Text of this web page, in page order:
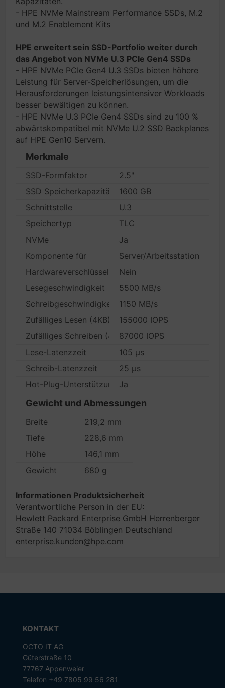
- HPE NVMe Mainstream Performance SSDs, M.2
und M.2 Enablement Kits
HPE erweitert sein SSD-Portfolio weiter durch
das Angebot von NVMe U.3 PCIe Gen4 SSDs
- HPE NVMe PCIe Gen4 U.3 SSDs bieten höhere
Leistung für Server-Speicherlösungen, um die
Herausforderungen leistungsintensiver Workloads
besser bewältigen zu können.
- HPE NVMe U.3 PCIe Gen4 SSDs sind zu 100 %
abwärtskompatibel mit NVMe U.2 SSD Backplanes
auf HPE Gen10 Servern.
Merkmale
SSD-Formfaktor
2.5"
SSD Speicherkapazität
1600 GB
Schnittstelle
U.3
Speichertyp
TLC
NVMe
Ja
Komponente für
Server/Arbeitsstation
HardwareverschlüsselungNein
Lesegeschwindigkeit
5500 MB/s
Schreibgeschwindigkeit
1150 MB/s
Zufälliges Lesen (4KB)
155000 IOPS
Zufälliges Schreiben (4KB)87000 IOPS
Lese-Latenzzeit
105 µs
Schreib-Latenzzeit
25 µs
Hot-Plug-Unterstützung
Ja
Gewicht und Abmessungen
Breite
219,2 mm
Tiefe
228,6 mm
Höhe
146,1 mm
Gewicht
680 g
Informationen Produktsicherheit
Verantwortliche Person in der EU:
Hewlett Packard Enterprise GmbH Herrenberger
Straße 140 71034 Böblingen Deutschland
enterprise.kunden@hpe.com
KONTAKT
OCTO IT AG
Güterstraße 10
77767 Appenweier
Telefon +49 7805 99 56 281